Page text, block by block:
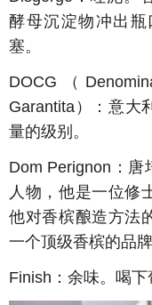
酵母沉淀物冲出
塞。
DOCG （
Garantita ）：意大
量的级别。
Dom Perignon ：
人物，他是一位修
他对香槟酿造方法
一个顶级香槟的品牌
Finish ：余味。喝